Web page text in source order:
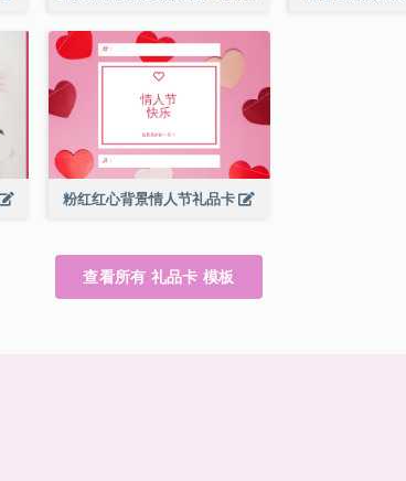
粉红红心背景情人节礼品卡
查看所有 礼品卡 模板